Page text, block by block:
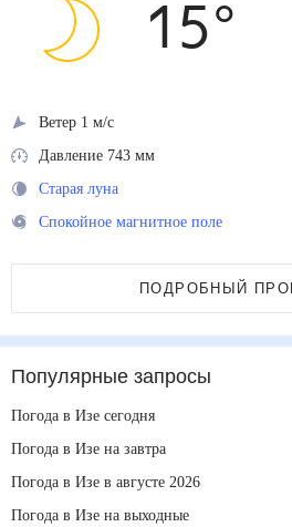
15°
Ветер 1 м/с
Давление 743 мм
Старая луна
Спокойное магнитное поле
ПОДРОБНЫЙ
Популярные запросы
Погода в Изе сегодня
Погода в Изе на завтра
Погода в Изе в августе 2026
Погода в Изе на выходные